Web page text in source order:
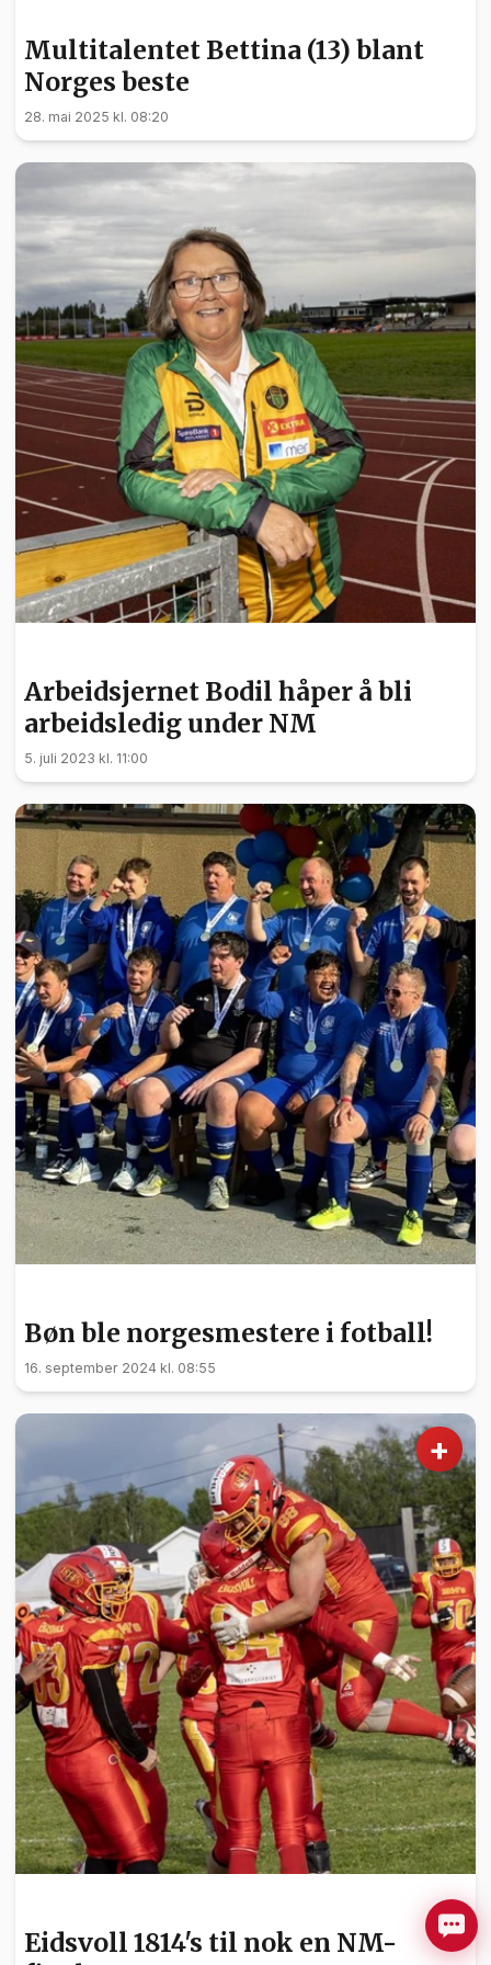
Multitalentet Bettina (13) blant
Norges beste
28. mai 2025 kl. 08:20
Arbeidsjernet Bodil håper å bli
arbeidsledig under NM
5. juli 2023 kl. 11:00
Bøn ble norgesmestere i fotball!
16. september 2024 kl. 08:55
+
Eidsvoll 1814's til nok en NM-